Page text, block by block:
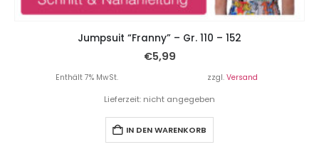
Jumpsuit “Franny” – Gr. 110 – 152
€5,99
Enthält 7% MwSt. zzgl. Versand
Lieferzeit: nicht angegeben
IN DEN WARENKORB